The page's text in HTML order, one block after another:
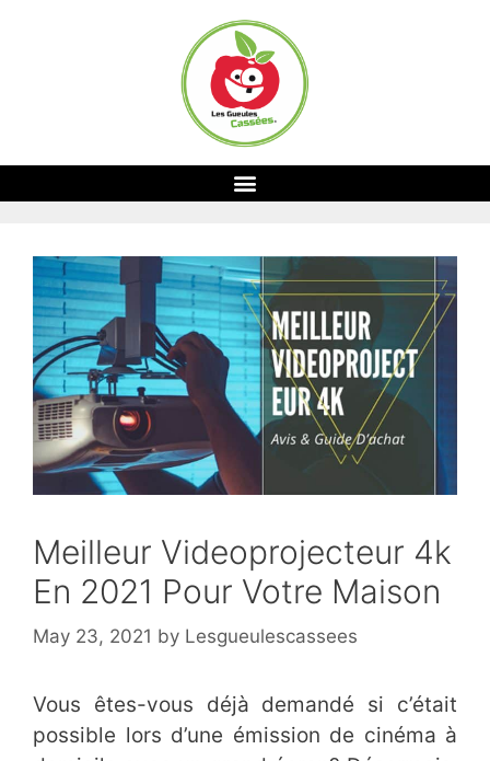
Meilleur Videoprojecteur 4k
En 2021 Pour Votre Maison
May 23, 2021 by Lesgueulescassees
Vous êtes-vous déjà demandé si c’était
possible lors d’une émission de cinéma à